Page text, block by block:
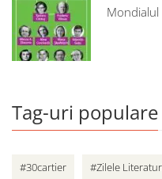
Mondialul
Tag-uri populare
#30cartier #Zilele